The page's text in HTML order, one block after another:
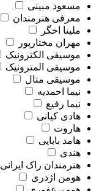
مسعود مبینی
معرفی هنرمندان
ملینا اخگر
مهران مختارپور
موسیقی الکترونیک
موسیقی المترونیک
موسیقی متال
نیما احمدیه
نیما رفیع
هادی کیانی
هاروت
هامد بابایی
هندی
هنرمندان راک ایرانی
هومن اژدری